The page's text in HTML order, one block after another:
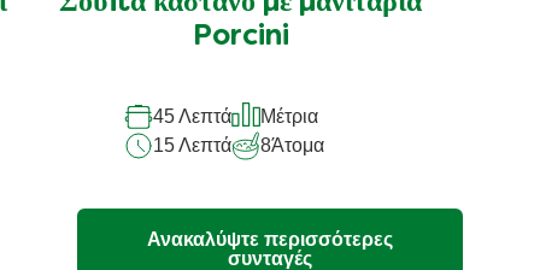
για
recipe
Porcini
45 Λεπτά
Μέτρια
15 Λεπτά
8Άτομα
Ανακαλύψτε περισσότερες
συνταγές